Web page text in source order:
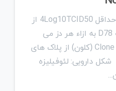
ترکیب: هر کاپ شامل حداقل 4Log10TCID50 از
واکسن زنده گامبورو سویه D78 به ازاء هر دز می
باشد. این واکسن بصورت Clone (کلون) از پلاک های
دارویی: لئوفیلیزه